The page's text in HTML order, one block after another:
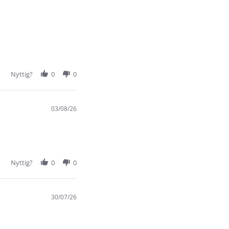
Nyttig? 0 0
03/08/26
Nyttig? 0 0
30/07/26